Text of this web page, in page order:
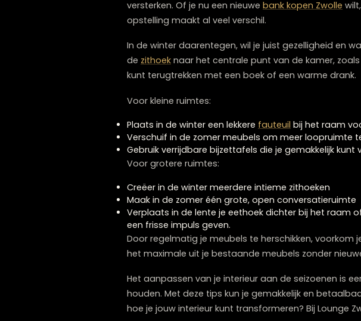
Wisselen van foto’s in bestaande lijsten
Oud meubilair een nieuwe kleur geven met
Seizoensbloemen uit eigen tuin in plaats
Zelfgemaakte geurspreiders met
Bij Lounge Zwolle, déinterieurwinkel Zwolleen
verrassend effectieve manier is om je
luchtcirculatie mogelijk is. Richt jezithoek
versterken. Of je nu een nieuwebank kopen
opstelling maakt al veel verschil.
In de winter daarentegen, wil je juist
kunt terugtrekken met een boek of een
Voor kleine ruimtes: